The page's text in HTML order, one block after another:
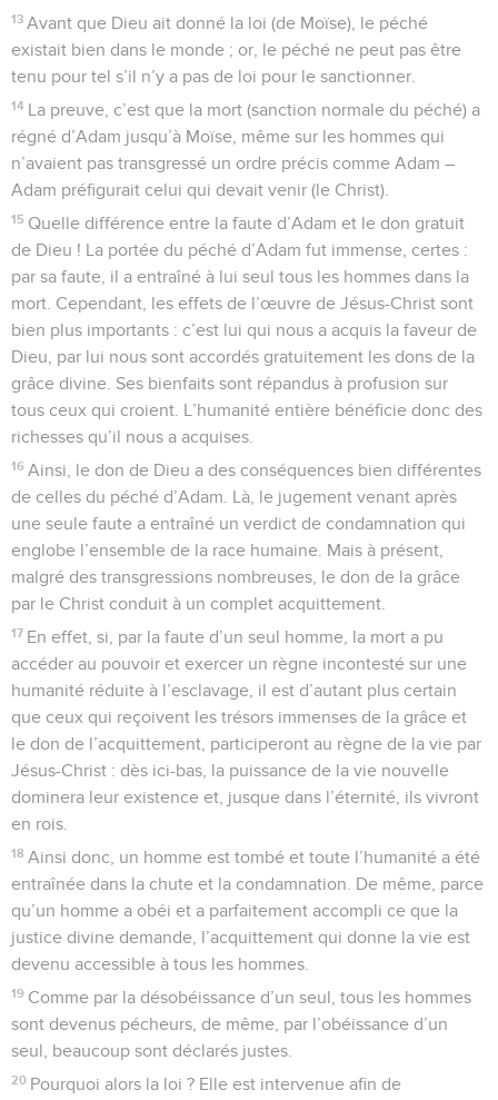
13 Avant que Dieu ait donné la loi (de Moïse), le péché
existait bien dans le monde ; or, le péché ne peut pas être
tenu pour tel s’il n’y a pas de loi pour le sanctionner.
14 La preuve, c’est que la mort (sanction normale du péché) a
régné d’Adam jusqu’à Moïse, même sur les hommes qui
n’avaient pas transgressé un ordre précis comme Adam –
Adam préfigurait celui qui devait venir (le Christ).
15 Quelle différence entre la faute d’Adam et le don gratuit
de Dieu ! La portée du péché d’Adam fut immense, certes :
par sa faute, il a entraîné à lui seul tous les hommes dans la
mort. Cependant, les effets de l’œuvre de Jésus-Christ sont
bien plus importants : c’est lui qui nous a acquis la faveur de
Dieu, par lui nous sont accordés gratuitement les dons de la
grâce divine. Ses bienfaits sont répandus à profusion sur
tous ceux qui croient. L’humanité entière bénéficie donc des
richesses qu’il nous a acquises.
16 Ainsi, le don de Dieu a des conséquences bien différentes
de celles du péché d’Adam. Là, le jugement venant après
une seule faute a entraîné un verdict de condamnation qui
englobe l’ensemble de la race humaine. Mais à présent,
malgré des transgressions nombreuses, le don de la grâce
par le Christ conduit à un complet acquittement.
17 En effet, si, par la faute d’un seul homme, la mort a pu
accéder au pouvoir et exercer un règne incontesté sur une
humanité réduite à l’esclavage, il est d’autant plus certain
que ceux qui reçoivent les trésors immenses de la grâce et
le don de l’acquittement, participeront au règne de la vie par
Jésus-Christ : dès ici-bas, la puissance de la vie nouvelle
dominera leur existence et, jusque dans l’éternité, ils vivront
en rois.
18 Ainsi donc, un homme est tombé et toute l’humanité a été
entraînée dans la chute et la condamnation. De même, parce
qu’un homme a obéi et a parfaitement accompli ce que la
justice divine demande, l’acquittement qui donne la vie est
devenu accessible à tous les hommes.
19 Comme par la désobéissance d’un seul, tous les hommes
sont devenus pécheurs, de même, par l’obéissance d’un
seul, beaucoup sont déclarés justes.
20 Pourquoi alors la loi ? Elle est intervenue afin de